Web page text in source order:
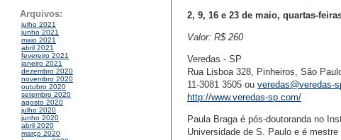
Arquivos:
julho 2021
junho 2021
maio 2021
abril 2021
fevereiro 2021
janeiro 2021
dezembro 2020
novembro 2020
outubro 2020
setembro 2020
agosto 2020
julho 2020
junho 2020
abril 2020
março 2020
2, 9, 16 e 23 de maio, quartas-
Valor: R$ 260
Veredas - SP
Rua Lisboa 328, Pinheiros, São
11-3081 3505 ou veredas@veredas-
http://www.veredas-sp.com/
Paula Braga é pós-doutoranda no
Universidade de S. Paulo e é